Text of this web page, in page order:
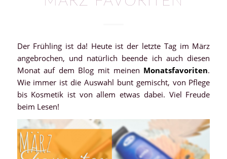
Der Frühling ist da! Heute ist der letzte Tag im März
angebrochen, und natürlich beende ich auch diesen
Monat auf dem Blog mit meinen Monatsfavoriten.
Wie immer ist die Auswahl bunt gemischt, von Pflege
bis Kosmetik ist von allem etwas dabei. Viel Freude
beim Lesen!